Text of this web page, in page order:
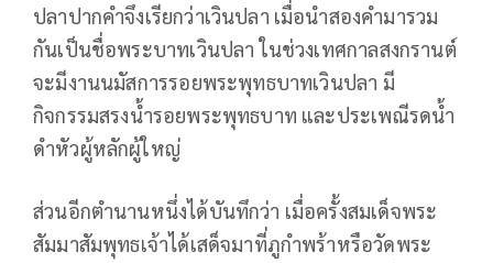
ปลาปากคำจึงเรียกว่าเวินปลา เมื่อนำสองคำมารวม
กันเป็นชื่อพระบาทเวินปลา ในช่วงเทศกาลสงกรานต์
จะมีงานนมัสการรอยพระพุทธบาทเวินปลา มี
กิจกรรมสรงน้ำรอยพระพุทธบาท และประเพณีรดน้ำ
ดำหัวผู้หลักผู้ใหญ่
ส่วนอีกตำนานหนึ่งได้บันทึกว่า เมื่อครั้งสมเด็จพระ
สัมมาสัมพุทธเจ้าได้เสด็จมาที่ภูกำพร้าหรือวัดพระ